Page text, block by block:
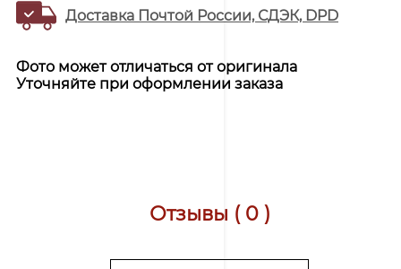
Доставка Почтой России, СДЭК, DPD
Фото может отличаться от оригинала
Уточняйте при оформлении заказа
Отзывы ( 0 )